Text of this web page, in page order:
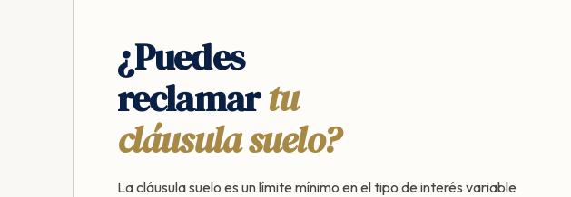
¿Puedes
reclamartu
cláusula suelo?
La cláusula suelo es un límite mínimo en el tipo de interés variable